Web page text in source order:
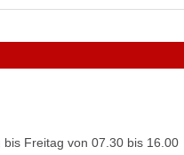
Freitag von 07.30 bis 16.00